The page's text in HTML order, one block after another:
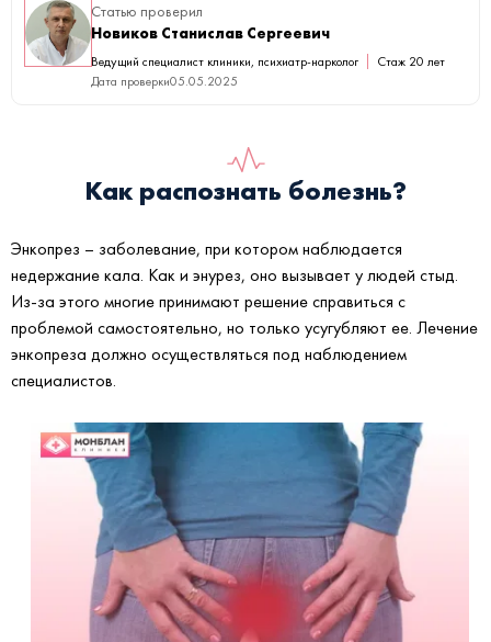
Статью проверил
Новиков Станислав Сергеевич
Ведущий специалист клиники, психиатр-нарколог
Стаж 20 лет
Дата проверки05.05.2025
Как распознать болезнь?
Энкопрез – заболевание, при котором наблюдается
недержание кала. Как и энурез, оно вызывает у людей стыд.
Из-за этого многие принимают решение справиться с
проблемой самостоятельно, но только усугубляют ее. Лечение
энкопреза должно осуществляться под наблюдением
специалистов.